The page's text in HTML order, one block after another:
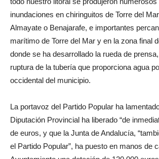
inundaciones en chiringuitos de Torre del
Almayate o Benajarafe, e importantes
marítimo de Torre del Mar y en la zona final
donde se ha desarrollado la rueda de
ruptura de la tubería que proporciona agua
occidental del municipio.
La portavoz del Partido Popular ha
Diputación Provincial ha liberado “de
de euros, y que la Junta de Andalucía,
el Partido Popular”, ha puesto en manos de